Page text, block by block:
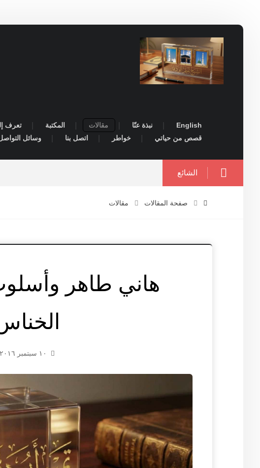
English نبذة عنّا مقالات المكتبة تعرف
قصص من حياتي
خواطر اتصل بنا وسائل
الشائع
صفحة المقالات مقالات
هاني طاهر
١٠ سبتمبر ٢٠١٦